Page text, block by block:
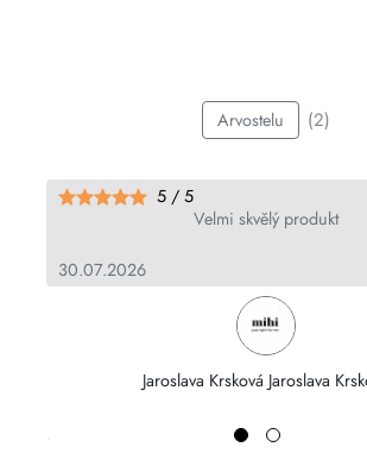
Arvostelu (2)
Velmi skvělý produkt
5 / 5
30.07.2026
Jaroslava Krsková Jaroslava